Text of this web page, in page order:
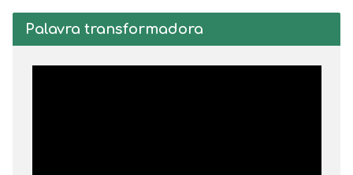
Palavra transformadora